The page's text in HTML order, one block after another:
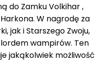
do Zamku Volkihar ,
W nagrodę za
jak i Starszego Zwoju,
wampirów. Ten
jakąkolwiek możliwość